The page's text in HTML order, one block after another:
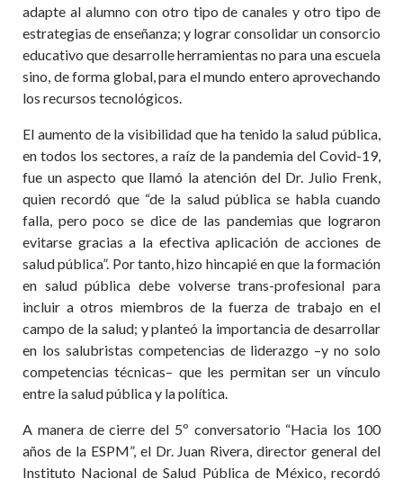
adapte al alumno con otro tipo de canales y otro tipo de
estrategias de enseñanza; y lograr consolidar un consorcio
educativo que desarrolle herramientas no para una escuela
sino, de forma global, para el mundo entero aprovechando
los recursos tecnológicos.
El aumento de la visibilidad que ha tenido la salud pública,
en todos los sectores, a raíz de la pandemia del Covid-19,
fue un aspecto que llamó la atención del Dr. Julio Frenk,
quien recordó que “de la salud pública se habla cuando
falla, pero poco se dice de las pandemias que lograron
evitarse gracias a la efectiva aplicación de acciones de
salud pública”. Por tanto, hizo hincapié en que la formación
en salud pública debe volverse trans-profesional para
incluir a otros miembros de la fuerza de trabajo en el
campo de la salud; y planteó la importancia de desarrollar
en los salubristas competencias de liderazgo –y no solo
competencias técnicas– que les permitan ser un vínculo
entre la salud pública y la política.
A manera de cierre del 5º conversatorio “Hacia los 100
años de la ESPM”, el Dr. Juan Rivera, director general del
Instituto Nacional de Salud Pública de México, recordó